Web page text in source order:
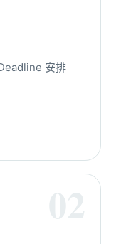
安排